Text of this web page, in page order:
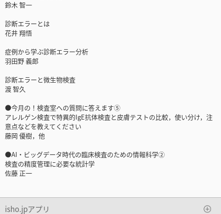
鈴木 智一
診断エラーとは
花井 翔悟
症例から学ぶ診断エラー分析
羽田野 義郎
診断エラーと微生物検査
渡 智久
●今月の！検査室への質問に答えます⑤
アレルゲン検査で特異的IgE抗体検査と皮膚テストの比較，使い分け，注
意点などを教えてください
藤岡 優樹，他
●AI・ビッグデータ時代の臨床検査のための情報科学②
検査の精度管理に必要な統計学
佐藤 正一
isho.jpアプリ